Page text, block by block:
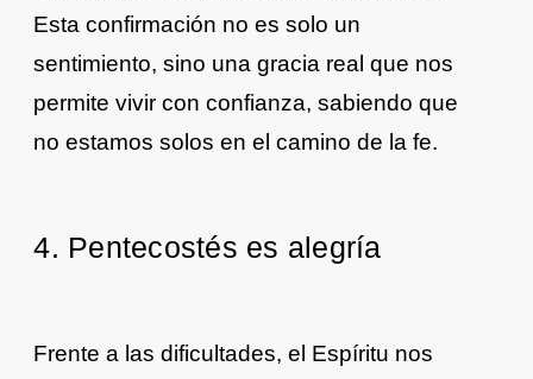
Esta confirmación no es solo un
sentimiento, sino una gracia real que nos
permite vivir con confianza, sabiendo que
no estamos solos en el camino de la fe.
4. Pentecostés es alegría
Frente a las dificultades, el Espíritu nos